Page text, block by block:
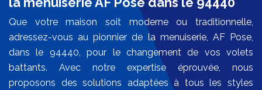
Que votre maison soit moderne ou traditionnelle,
adressez-vous au pionnier de la menuiserie, AF Pose,
dans le 94440, pour le changement de vos volets
battants. Avec notre expertise éprouvée, nous
proposons des solutions adaptées à tous les styles